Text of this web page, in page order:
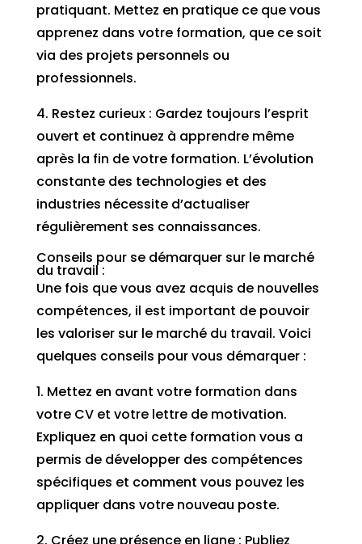
pratiquant. Mettez en pratique ce que vous
apprenez dans votre formation, que ce soit
via des projets personnels ou
professionnels.
4. Restez curieux : Gardez toujours l’esprit
ouvert et continuez à apprendre même
après la fin de votre formation. L’évolution
constante des technologies et des
industries nécessite d’actualiser
régulièrement ses connaissances.
Conseils pour se démarquer sur le marché
du travail :
Une fois que vous avez acquis de nouvelles
compétences, il est important de pouvoir
les valoriser sur le marché du travail. Voici
quelques conseils pour vous démarquer :
1. Mettez en avant votre formation dans
votre CV et votre lettre de motivation.
Expliquez en quoi cette formation vous a
permis de développer des compétences
spécifiques et comment vous pouvez les
appliquer dans votre nouveau poste.